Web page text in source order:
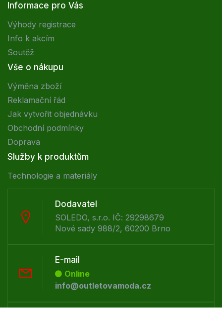
Informace pro Vás
Výhody registrace
Info k akcím
Soutěž
Vše o nákupu
Výměna zboží
Reklamační řád
Jak vytvořit objednávku
Obchodní podmínky
Doprava
Služby k produktům
Technologie a materiály
Dodavatel
SOLEDO, s.r.o. IČ: 29298679
Nové sady 988/2, 60200 Brno
E-mail
Online
info@outletovamoda.cz